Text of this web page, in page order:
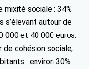
mixité sociale : 34%
s’élevant autour de
000 et 40 000 euros.
cohésion sociale,
: environ 30%